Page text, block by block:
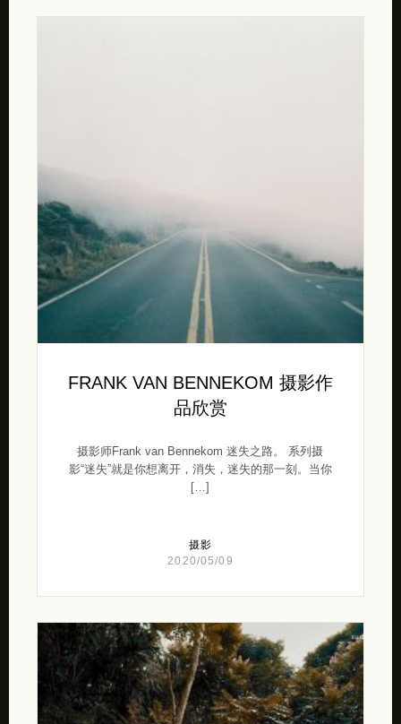
FRANK VAN BENNEKOM 摄影作
品欣赏
摄影师Frank van Bennekom 迷失之路。 系列摄
影“迷失”就是你想离开，消失，迷失的那一刻。当你
[…]
摄影
2020/05/09